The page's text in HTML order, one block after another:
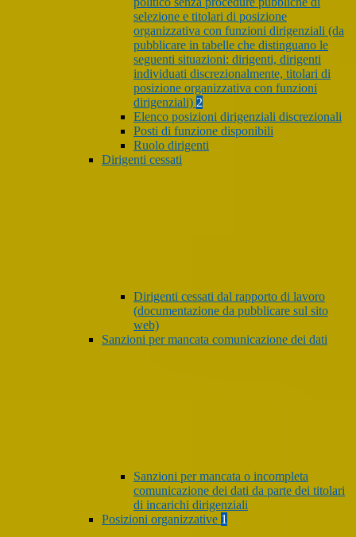
selezione e titolari di posizione
organizzativa con funzioni dirigenziali (da
pubblicare in tabelle che distinguano le
seguenti situazioni: dirigenti, dirigenti
individuati discrezionalmente, titolari di
posizione organizzativa con funzioni
dirigenziali) 2
Elenco posizioni dirigenziali discrezionali
Posti di funzione disponibili
Ruolo dirigenti
Dirigenti cessati
Dirigenti cessati dal rapporto di lavoro
(documentazione da pubblicare sul sito
web)
Sanzioni per mancata comunicazione dei dati
Sanzioni per mancata o incompleta
comunicazione dei dati da parte dei titolari
di incarichi dirigenziali
Posizioni organizzative 1